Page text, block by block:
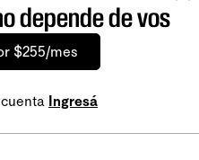
depende de vos
$255/mes
Ingresá